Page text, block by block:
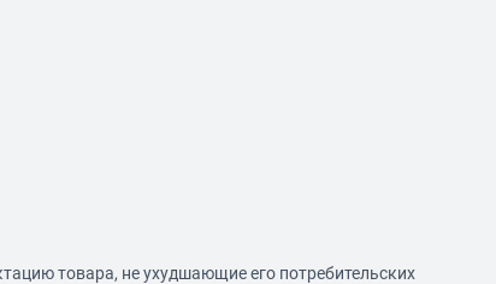
товара, не ухудшающие его потребительских